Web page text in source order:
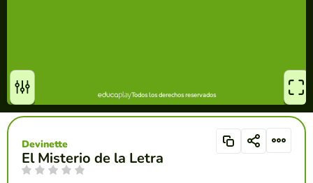
El Misterio de la Letra
Devinette